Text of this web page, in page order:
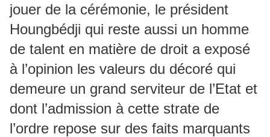
jouer de la cérémonie, le président
Houngbédji qui reste aussi un homme
de talent en matière de droit a exposé
à l’opinion les valeurs du décoré qui
demeure un grand serviteur de l’Etat et
dont l’admission à cette strate de
l’ordre repose sur des faits marquants